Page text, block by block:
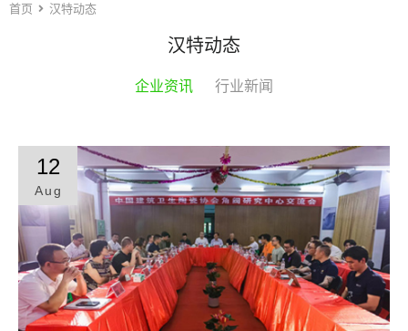
角阀
汉特动态
联系我们
首页 汉特动态
汉特动态
企业资讯 行业新闻
12
Aug